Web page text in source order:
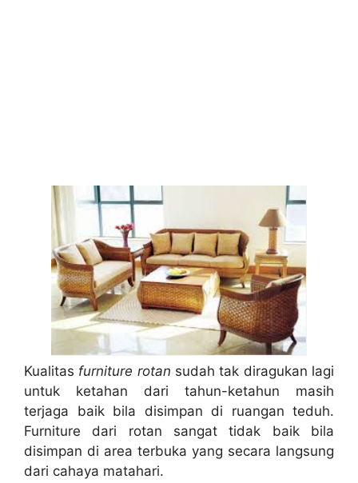
Kualitas furniture rotan sudah tak diragukan lagi
untuk ketahan dari tahun-ketahun masih
terjaga baik bila disimpan di ruangan teduh.
Furniture dari rotan sangat tidak baik bila
disimpan di area terbuka yang secara langsung
dari cahaya matahari.